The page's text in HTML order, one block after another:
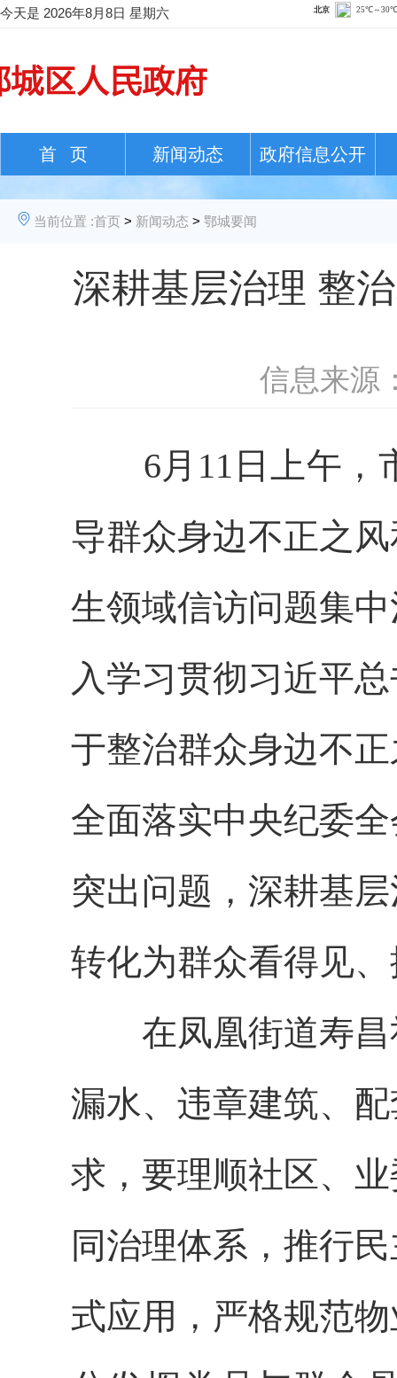
今天是 2026年8月8日 星期六
首 页 新闻动态 政府信息公开
当前位置 :首页 > 新闻动态 > 鄂城要闻
深耕基层治理 整
信息来源
6月11日上午，
导群众身边不正之
生领域信访问题集
入学习贯彻习近平
于整治群众身边不
全面落实中央纪委
突出问题，深耕基
转化为群众看得见
在凤凰街道寿昌
漏水、违章建筑、
求，要理顺社区、
同治理体系，推行
式应用，严格规范